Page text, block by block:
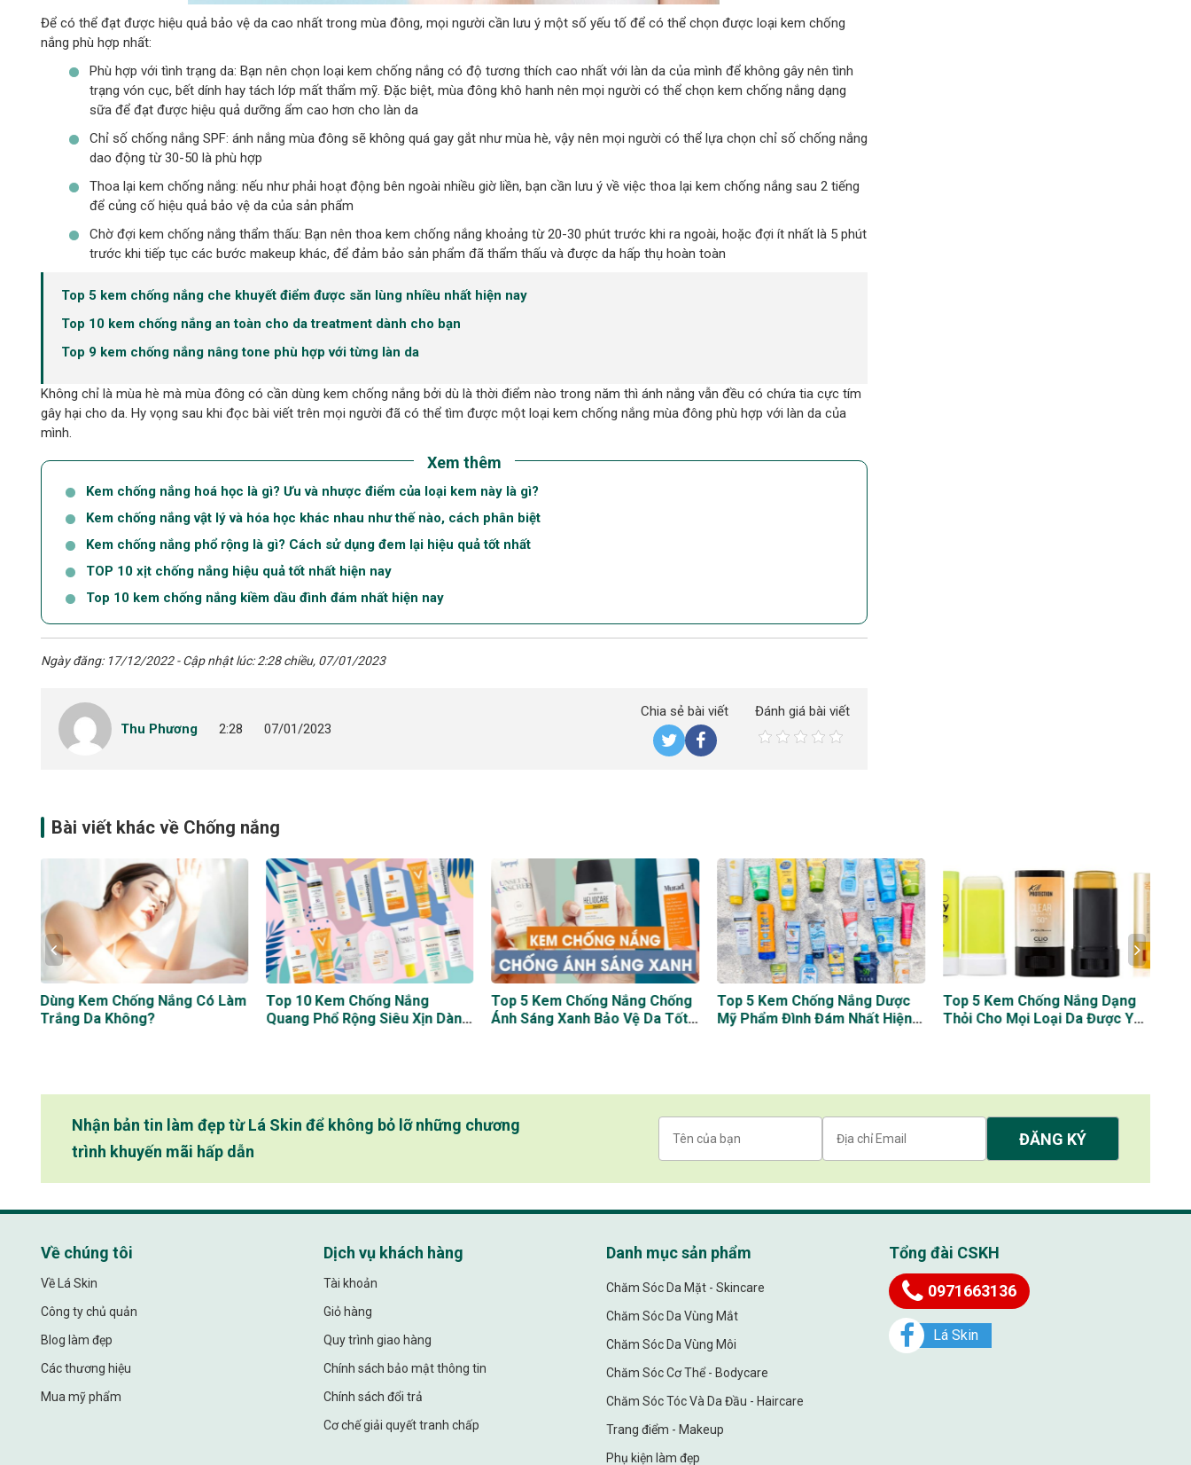
Để có thể đạt được hiệu quả bảo vệ da cao nhất trong mùa đông, mọi người cần lưu ý một số yếu tố để có thể chọn được loại kem chống
nắng phù hợp nhất:
Phù hợp với tình trạng da: Bạn nên chọn loại kem chống nắng có độ tương thích cao nhất với làn da của mình để không gây nên tình
trạng vón cục, bết dính hay tách lớp mất thẩm mỹ. Đặc biệt, mùa đông khô hanh nên mọi người có thể chọn kem chống nắng dạng
sữa để đạt được hiệu quả dưỡng ẩm cao hơn cho làn da
Chỉ số chống nắng SPF: ánh nắng mùa đông sẽ không quá gay gắt như mùa hè, vậy nên mọi người có thể lựa chọn chỉ số chống nắng
dao động từ 30-50 là phù hợp
Thoa lại kem chống nắng: nếu như phải hoạt động bên ngoài nhiều giờ liền, bạn cần lưu ý về việc thoa lại kem chống nắng sau 2 tiếng
để củng cố hiệu quả bảo vệ da của sản phẩm
Chờ đợi kem chống nắng thẩm thấu: Bạn nên thoa kem chống nắng khoảng từ 20-30 phút trước khi ra ngoài, hoặc đợi ít nhất là 5 phút
trước khi tiếp tục các bước makeup khác, để đảm bảo sản phẩm đã thẩm thấu và được da hấp thụ hoàn toàn
Top 5 kem chống nắng che khuyết điểm được săn lùng nhiều nhất hiện nay
Top 10 kem chống nắng an toàn cho da treatment dành cho bạn
Top 9 kem chống nắng nâng tone phù hợp với từng làn da
Không chỉ là mùa hè mà mùa đông có cần dùng kem chống nắng bởi dù là thời điểm nào trong năm thì ánh nắng vẫn đều có chứa tia cực tím
gây hại cho da. Hy vọng sau khi đọc bài viết trên mọi người đã có thể tìm được một loại kem chống nắng mùa đông phù hợp với làn da của
mình.
Xem thêm
Kem chống nắng hoá học là gì? Ưu và nhược điểm của loại kem này là gì?
Kem chống nắng vật lý và hóa học khác nhau như thế nào, cách phân biệt
Kem chống nắng phổ rộng là gì? Cách sử dụng đem lại hiệu quả tốt nhất
TOP 10 xịt chống nắng hiệu quả tốt nhất hiện nay
Top 10 kem chống nắng kiềm dầu đình đám nhất hiện nay
Ngày đăng: 17/12/2022 - Cập nhật lúc: 2:28 chiều, 07/01/2023
Thu Phương 2:28 07/01/2023
Chia sẻ bài viết Đánh giá bài viết
Bài viết khác về Chống nắng
Dùng Kem Chống Nắng Có Làm
Trắng Da Không?
Top 10 Kem Chống Nắng
Quang Phổ Rộng Siêu Xịn Dành
Top 5 Kem Chống Nắng Chống
Ánh Sáng Xanh Bảo Vệ Da Tốt
Top 5 Kem Chống Nắng Dược
Mỹ Phẩm Đình Đám Nhất Hiện
Top 5 Kem Chống Nắng Dạng
Thỏi Cho Mọi Loại Da Được Yêu
Nhận bản tin làm đẹp từ Lá Skin để không bỏ lỡ những chương
trình khuyến mãi hấp dẫn
Về chúng tôi
Về Lá Skin
Công ty chủ quản
Blog làm đẹp
Các thương hiệu
Mua mỹ phẩm
Dịch vụ khách hàng
Tài khoản
Giỏ hàng
Quy trình giao hàng
Chính sách bảo mật thông tin
Chính sách đổi trả
Cơ chế giải quyết tranh chấp
Danh mục sản phẩm
Chăm Sóc Da Mặt - Skincare
Chăm Sóc Da Vùng Mắt
Chăm Sóc Da Vùng Môi
Chăm Sóc Cơ Thể - Bodycare
Chăm Sóc Tóc Và Da Đầu - Haircare
Trang điểm - Makeup
Phụ kiện làm đẹp
Tổng đài CSKH
0971663136
Lá Skin